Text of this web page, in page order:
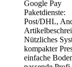
Google Pay
Paketdienste:
Post/DHL,
Nützliches
kompakter
einfache